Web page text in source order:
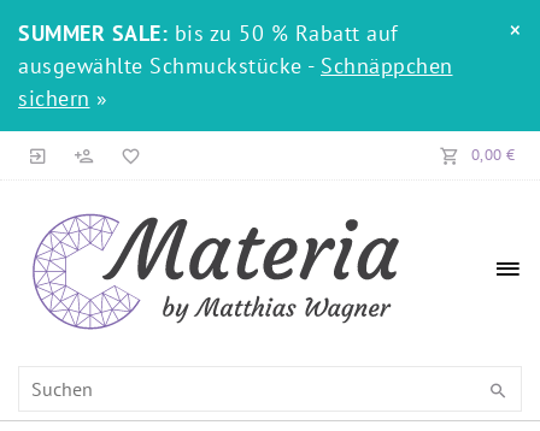
SUMMER SALE: bis zu 50 % Rabatt auf
ausgewählte Schmuckstücke - Schnäppchen
sichern »
×
0,00 €